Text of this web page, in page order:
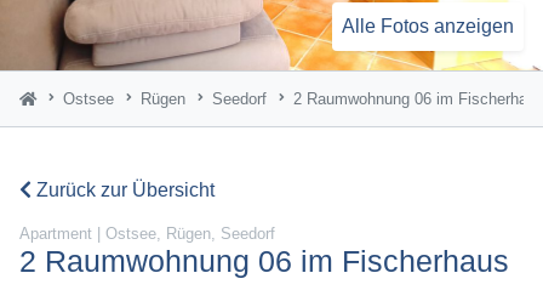
Alle Fotos anzeigen
Ostsee Rügen Seedorf 2 Raumwohnung 06 im Fischerhaus
Zurück zur Übersicht
Apartment | Ostsee, Rügen, Seedorf
2 Raumwohnung 06 im Fischerhaus